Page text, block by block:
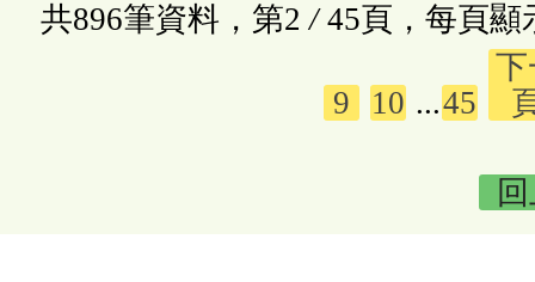
共896筆資料，第2 /45頁，每頁顯
9 10 ...45
下